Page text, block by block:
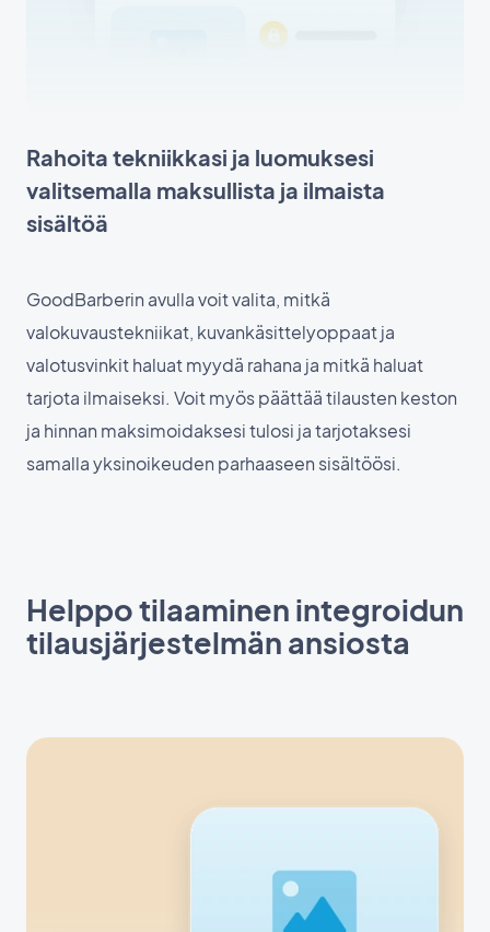
Rahoita tekniikkasi ja luomuksesi
valitsemalla maksullista ja ilmaista
sisältöä
GoodBarberin avulla voit valita, mitkä
valokuvaustekniikat, kuvankäsittelyoppaat ja
valotusvinkit haluat myydä rahana ja mitkä haluat
tarjota ilmaiseksi. Voit myös päättää tilausten keston
ja hinnan maksimoidaksesi tulosi ja tarjotaksesi
samalla yksinoikeuden parhaaseen sisältöösi.
Helppo tilaaminen integroidun
tilausjärjestelmän ansiosta